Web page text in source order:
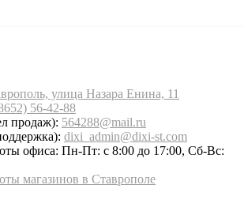
улица Назара Енина, 11
56-42-88
продаж): 564288@mail.ru
dixi_admin@dixi-st.com
офиса: Пн-Пт: с 8:00 до 17:00, Сб-Вс:
магазинов в Ставрополе